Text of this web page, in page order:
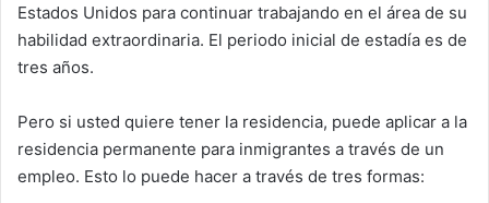
Estados Unidos para continuar trabajando en el área de su
habilidad extraordinaria. El periodo inicial de estadía es de
tres años.
Pero si usted quiere tener la residencia, puede aplicar a la
residencia permanente para inmigrantes a través de un
empleo. Esto lo puede hacer a través de tres formas: